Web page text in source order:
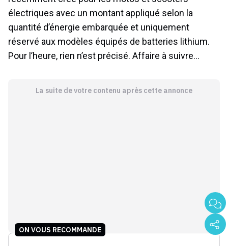
électriques avec un montant appliqué selon la
quantité d’énergie embarquée et uniquement
réservé aux modèles équipés de batteries lithium.
Pour l’heure, rien n’est précisé. Affaire à suivre…
La suite de votre contenu après cette annonce
ON VOUS RECOMMANDE